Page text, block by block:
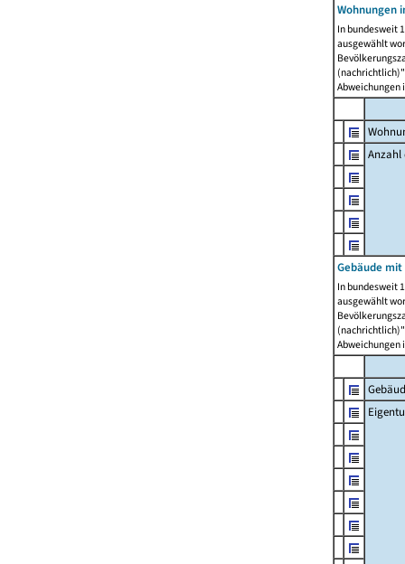
Wohnungen
In bundesweit
ausgewählt
Abweichungen
Anzahl
Gebäude
In bundesweit
ausgewählt
Abweichungen